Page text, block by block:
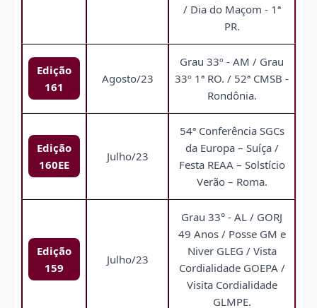
/ Dia do Maçom - 1ª
PR.
Edição
161
Agosto/23
Grau 33º - AM / Grau
33º 1ª RO. / 52ª CMSB -
Rondônia.
Edição
160EE
Julho/23
54ª Conferência SGCs
da Europa – Suíça /
Festa REAA – Solstício
Verão – Roma.
Edição
159
Julho/23
Grau 33° - AL / GORJ
49 Anos / Posse GM e
Niver GLEG / Vista
Cordialidade GOEPA /
Visita Cordialidade
GLMPE.